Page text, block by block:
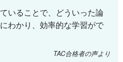
いることで、どういった論
わかり、効率的な学習がで
TAC合格者の声より